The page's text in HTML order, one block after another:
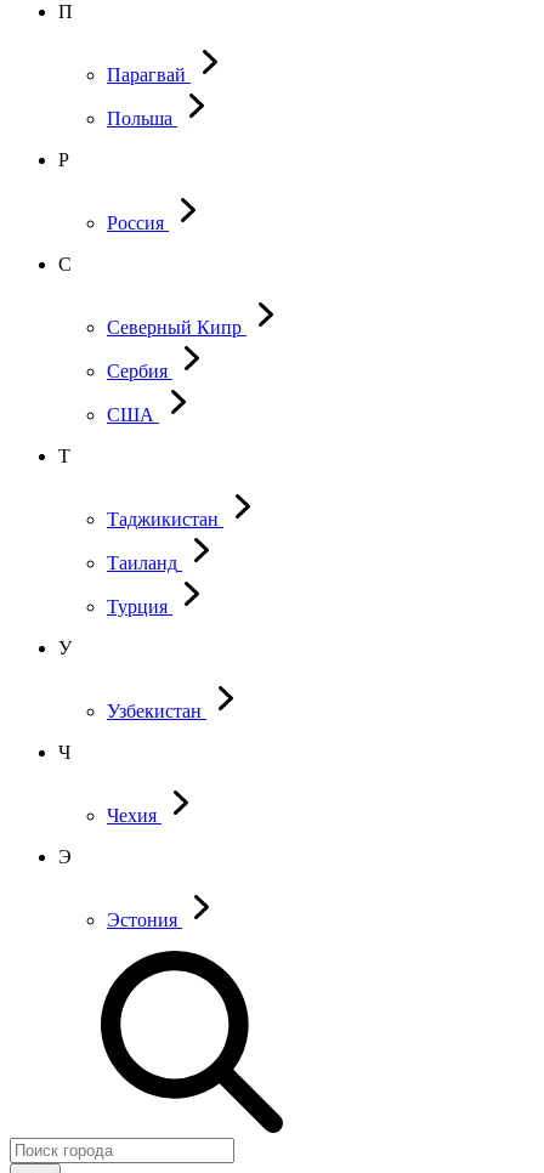
П
Парагвай
Польша
Р
Россия
С
Северный Кипр
Сербия
США
Т
Таджикистан
Таиланд
Турция
У
Узбекистан
Ч
Чехия
Э
Эстония